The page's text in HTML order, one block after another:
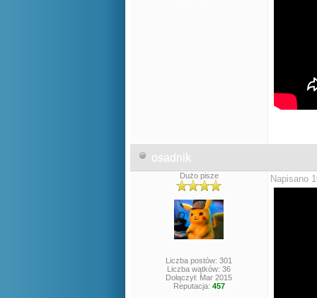
osadnik
Dużo pisze
Liczba postów: 301
Liczba wątków: 36
Dołączył: Mar 2015
Reputacja: 457
Napisano